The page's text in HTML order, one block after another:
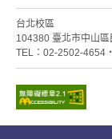
台北校區
104380 臺北市中山
TEL：02-2502-4654